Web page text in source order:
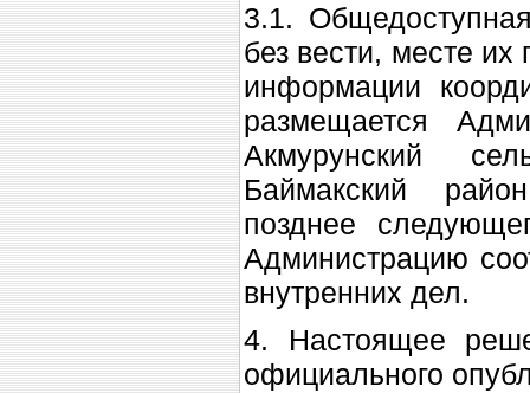
3.1.
без вести, месте их
информации
размещается
Акмурунский
Баймакский
позднее
Администрацию
внутренних дел.
4. Настоящее
официального